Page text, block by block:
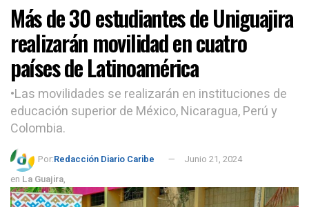
Más de 30 estudiantes de Uniguajira
realizarán movilidad en cuatro
países de Latinoamérica
•Las movilidades se realizarán en instituciones de
educación superior de México, Nicaragua, Perú y
Colombia.
Por:Redacción Diario Caribe
Junio 21, 2024
en La Guajira,